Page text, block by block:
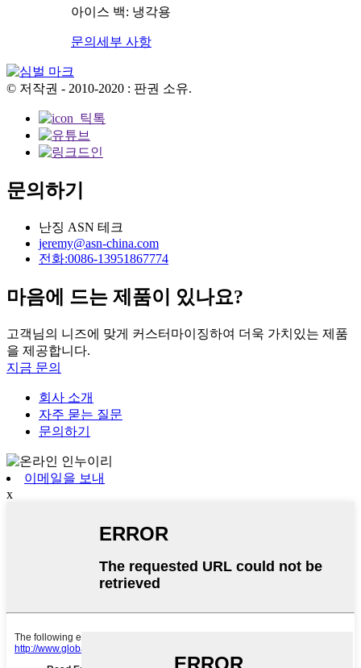
아이스 백: 냉각용
문의 세부 사항
© 저작권 - 2010-2020 : 판권 소유.
문의하기
난징 ASN 테크
jeremy@asn-china.com
전화:0086-13951867774
마음에 드는 제품이 있나요?
고객님의 니즈에 맞게 커스터마이징하여 더욱 가치있는 제품
을 제공합니다.
지금 문의
회사 소개
자주 묻는 질문
문의하기
이메일을 보내
x